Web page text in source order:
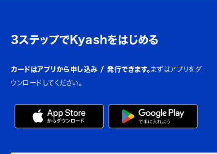
3ステップでKyashをはじめる
カードはアプリから申し込み / 発行できます。 まずはアプリをダ
ウンロードしてください。